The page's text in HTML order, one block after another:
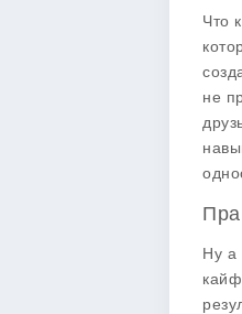
Что
не
Ну а